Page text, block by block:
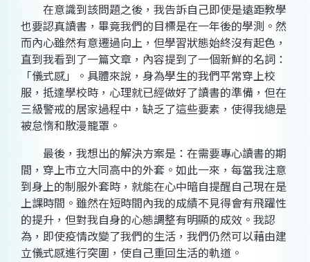
在意識到該問題之後，我告訴自己即使是遠距教學
也要認真讀書，畢竟我們的目標是在一年後的學測。然
而內心雖然有意遷過向上，但學習狀態始終沒有起色，
直到我看到了一篇文章，內容提到了一個新鮮的名詞：
「儀式感」。具體來說，身為學生的我們平常穿上校
服，抵達學校時，心理就已經做好了讀書的準備，但在
三級警戒的居家過程中，缺乏了這些要素，使得我總是
被怠惰和散漫籠罩。
最後，我想出的解決方案是：在需要專心讀書的期
間，穿上市立大同高中的外套。如此一來，每當我注意
到身上的制服外套時，就能在心中暗自提醒自己現在是
上課時間。雖然在短時間內我的成績不見得會有飛躍性
的提升，但對我自身的心態調整有明顯的成效。我認
為，即使疫情改變了我們的生活，我們仍然可以藉由建
立儀式感進行突圍，使自己重回生活的軌道。